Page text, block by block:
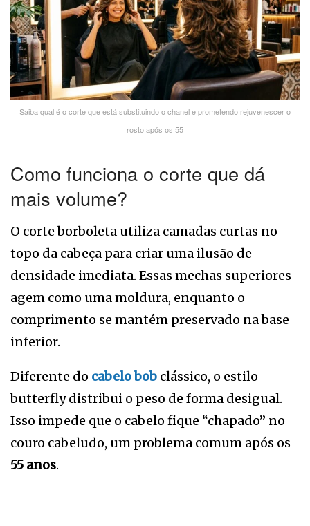
Saiba qual é o corte que está substituindo o chanel e prometendo rejuvenescer o
rosto após os 55
Como funciona o corte que dá
mais volume?
O corte borboleta utiliza camadas curtas no
topo da cabeça para criar uma ilusão de
densidade imediata. Essas mechas superiores
agem como uma moldura, enquanto o
comprimento se mantém preservado na base
inferior.
Diferente do cabelo bob clássico, o estilo
butterfly distribui o peso de forma desigual.
Isso impede que o cabelo fique “chapado” no
couro cabeludo, um problema comum após os
55 anos.